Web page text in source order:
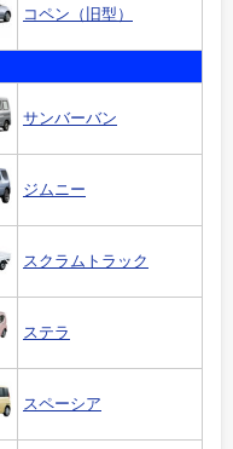
コペン（旧型）
サンバーバン
ジムニー
スクラムトラック
ステラ
スペーシア